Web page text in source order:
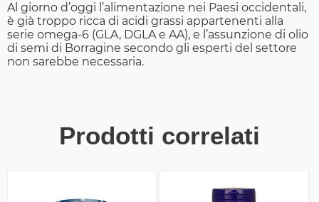
Al giorno d’oggi l’alimentazione nei Paesi occidentali,
è già troppo ricca di acidi grassi appartenenti alla
serie omega-6 (GLA, DGLA e AA), e l’assunzione di olio
di semi di Borragine secondo gli esperti del settore
non sarebbe necessaria.
Prodotti correlati